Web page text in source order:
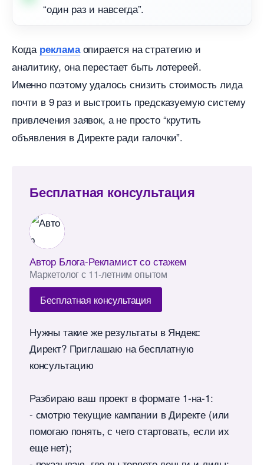
“один раз и навсегда”.
Когда рекламаопирается на стратегию и
аналитику, она перестает быть лотереей.
Именно поэтому удалось снизить стоимость лида
почти в 9 раз и выстроить предсказуемую систему
привлечения заявок, а не просто “крутить
объявления в Директе ради галочки”.
Бесплатная консультация
Автор Блога-Рекламист со стажем
Маркетолог с 11-летним опытом
Бесплатная консультация
Нужны такие же результаты в Яндекс
Директ? Приглашаю на бесплатную
консультацию
Разбираю ваш проект в формате 1‑на‑1:
- смотрю текущие кампании в Директе (или
помогаю понять, с чего стартовать, если их
еще нет);